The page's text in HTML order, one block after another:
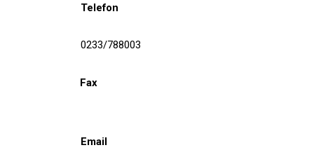
Telefon
0233/788003
Fax
Email